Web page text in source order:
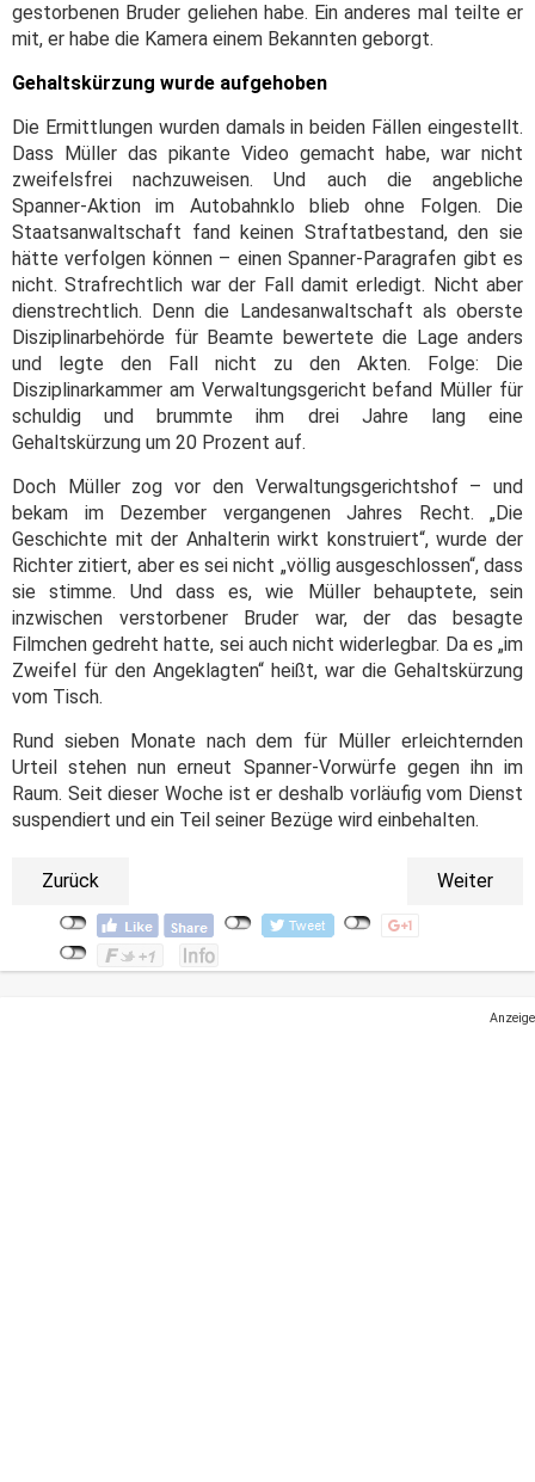
gestorbenen Bruder geliehen habe. Ein anderes mal teilte er
mit, er habe die Kamera einem Bekannten geborgt.
Gehaltskürzung wurde aufgehoben
Die Ermittlungen wurden damals in beiden Fällen eingestellt.
Dass Müller das pikante Video gemacht habe, war nicht
zweifelsfrei nachzuweisen. Und auch die angebliche
Spanner-Aktion im Autobahnklo blieb ohne Folgen. Die
Staatsanwaltschaft fand keinen Straftatbestand, den sie
hätte verfolgen können – einen Spanner-Paragrafen gibt es
nicht. Strafrechtlich war der Fall damit erledigt. Nicht aber
dienstrechtlich. Denn die Landesanwaltschaft als oberste
Disziplinarbehörde für Beamte bewertete die Lage anders
und legte den Fall nicht zu den Akten. Folge: Die
Disziplinarkammer am Verwaltungsgericht befand Müller für
schuldig und brummte ihm drei Jahre lang eine
Gehaltskürzung um 20 Prozent auf.
Doch Müller zog vor den Verwaltungsgerichtshof – und
bekam im Dezember vergangenen Jahres Recht. „Die
Geschichte mit der Anhalterin wirkt konstruiert“, wurde der
Richter zitiert, aber es sei nicht „völlig ausgeschlossen“, dass
sie stimme. Und dass es, wie Müller behauptete, sein
inzwischen verstorbener Bruder war, der das besagte
Filmchen gedreht hatte, sei auch nicht widerlegbar. Da es „im
Zweifel für den Angeklagten“ heißt, war die Gehaltskürzung
vom Tisch.
Rund sieben Monate nach dem für Müller erleichternden
Urteil stehen nun erneut Spanner-Vorwürfe gegen ihn im
Raum. Seit dieser Woche ist er deshalb vorläufig vom Dienst
suspendiert und ein Teil seiner Bezüge wird einbehalten.
Zurück Weiter
Anzeige